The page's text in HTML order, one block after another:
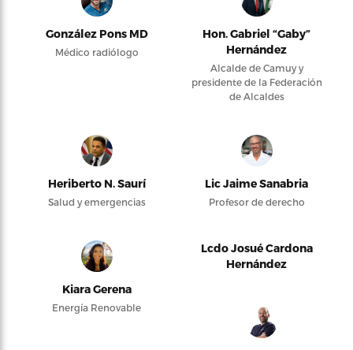
González Pons MD
Médico radiólogo
Hon. Gabriel “Gaby”
Hernández
Alcalde de Camuy y
presidente de la Federación
de Alcaldes
Heriberto N. Saurí
Salud y emergencias
Lic Jaime Sanabria
Profesor de derecho
Kiara Gerena
Energía Renovable
Lcdo Josué Cardona
Hernández